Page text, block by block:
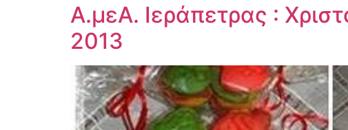
Α.μεΑ. Ιεράπετρας :
2013